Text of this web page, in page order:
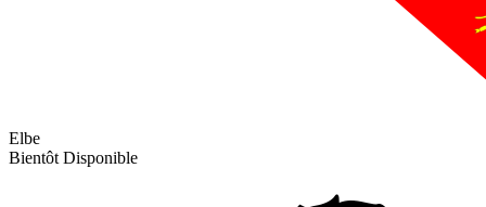
Elbe
Bientôt Disponible